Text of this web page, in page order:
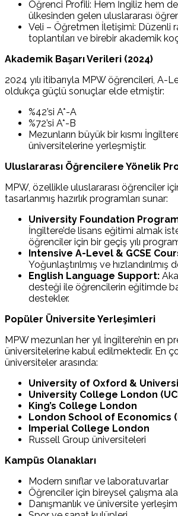
Öğrenci Profili: Hem İngiliz hem
ülkesinden gelen uluslararası
Veli – Öğretmen İletişimi: Düzenli
toplantıları ve birebir akademik
Akademik Başarı Verileri (2024)
2024 yılı itibarıyla MPW öğrencileri, A-
oldukça güçlü sonuçlar elde etmiştir:
%42’si A*-A
%72’si A*-B
Mezunların büyük bir kısmı
üniversitelerine yerleşmiştir.
Uluslararası Öğrencilere Yönelik
MPW, özellikle uluslararası öğrenciler
tasarlanmış hazırlık programları sunar:
University Foundation
İngiltere’de lisans eğitimi almak
öğrenciler için bir geçiş yılı
Intensive A-Level & GCSE
Yoğunlaştırılmış ve hızlandırılmış
English Language Support:
desteği ile öğrencilerin eğitimde
destekler.
Popüler Üniversite Yerleşimleri
MPW mezunları her yıl İngiltere’nin en
üniversitelerine kabul edilmektedir. En
üniversiteler arasında:
University of Oxford &
University College London
King’s College London
London School of Economics
Imperial College London
Russell Group üniversiteleri
Kampüs Olanakları
Modern sınıflar ve laboratuvarlar
Öğrenciler için bireysel çalışma
Danışmanlık ve üniversite